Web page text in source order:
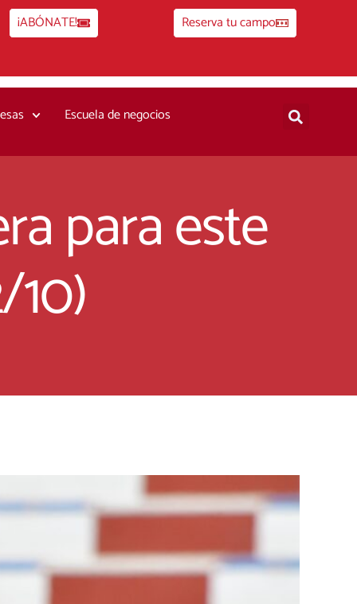
¡ABÓNATE! Reserva tu campo
Escuela de negocios
para este